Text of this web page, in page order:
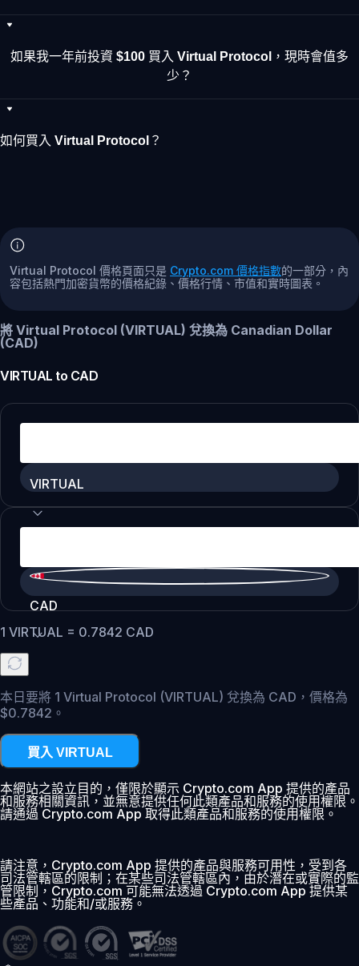
如果我一年前投資 $100 買入 Virtual Protocol，現時會值多
少？
如何買入 Virtual Protocol？
Virtual Protocol 價格頁面只是 Crypto.com 價格指數的一部分，內
容包括熱門加密貨幣的價格紀錄、價格行情、市值和實時圖表。
將 Virtual Protocol (VIRTUAL) 兌換為 Canadian Dollar
(CAD)
VIRTUAL to CAD
VIRTUAL
CAD
1 VIRTUAL = 0.7842 CAD
本日要將 1 Virtual Protocol (VIRTUAL) 兌換為 CAD，價格為
$0.7842。
買入 VIRTUAL
本網站之設立目的，僅限於顯示 Crypto.com App 提供的產品
和服務相關資訊，並無意提供任何此類產品和服務的使用權限。
請通過 Crypto.com App 取得此類產品和服務的使用權限。
請注意，Crypto.com App 提供的產品與服務可用性，受到各
司法管轄區的限制；在某些司法管轄區內，由於潛在或實際的監
管限制，Crypto.com 可能無法透過 Crypto.com App 提供某
些產品、功能和/或服務。